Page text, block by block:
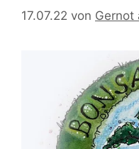
17.07.22 von Gernot